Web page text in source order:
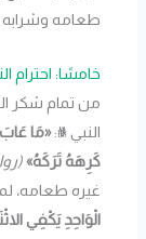
طعامه وشرابه
خامسًا: احترام
من تمام شكر
النبي ﷺ:«مَا
كَرِهَهُ تَرَكَهُ»
غيره طعامه،
الْوَاحِدِ يَكْفِي